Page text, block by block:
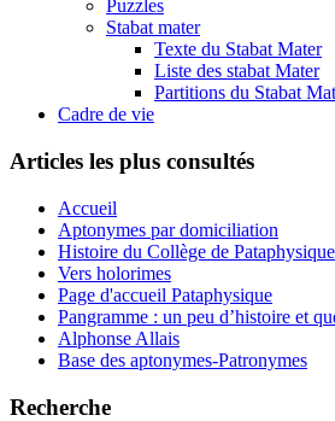
Puzzles
Stabat mater
Texte du Stabat Mater
Liste des stabat Mater
Partitions du Stabat
Cadre de vie
Articles les plus consultés
Accueil
Aptonymes par domiciliation
Histoire du Collège de Pataphysique
Vers holorimes
Page d'accueil Pataphysique
Pangramme : un peu d’histoire et
Alphonse Allais
Base des aptonymes-Patronymes
Recherche